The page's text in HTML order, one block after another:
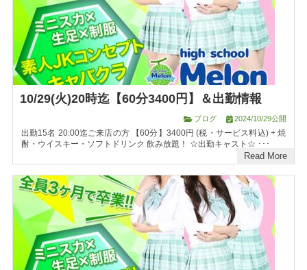
10/29(火)20時迄【60分3400円】＆出勤情報
ブログ 2024/10/29公開
出勤15名 20:00迄ご来店の方 【60分】3400円 (税・サービス料込) + 焼
酎・ウイスキー・ソフトドリンク 飲み放題！ ☆出勤キャスト☆ ･･･
Read More